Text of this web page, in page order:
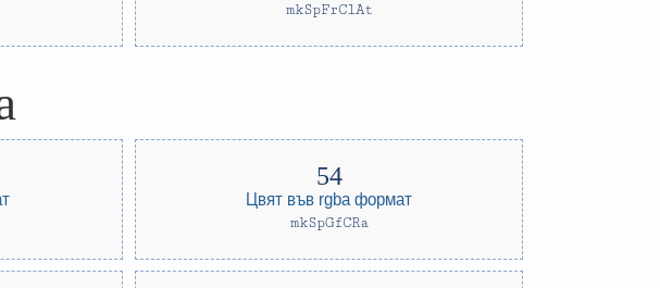
mkSpFrClAt
Цвят във rgba формат
mkSpGfCRa